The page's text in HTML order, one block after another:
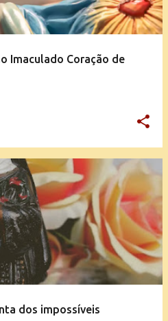
Imaculado Coração de
dos impossíveis